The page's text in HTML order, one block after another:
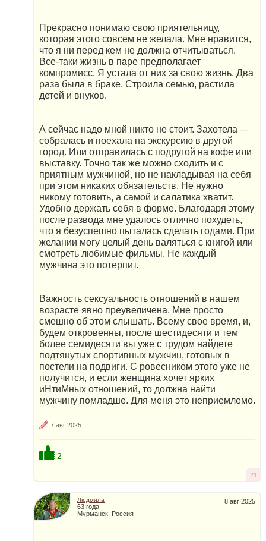
Прекрасно понимаю свою приятельницу,
которая этого совсем не желала. Мне нравится,
что я ни перед кем не должна отчитываться.
Все-таки жизнь в паре предполагает
компромисс. Я устала от них за свою жизнь. Два
раза была в браке. Строила семью, растила
детей и внуков.
А сейчас надо мной никто не стоит. Захотела —
собралась и поехала на экскурсию в другой
город. Или отправилась с подругой на кофе или
выставку. Точно так же можно сходить и с
приятным мужчиной, но не накладывая на себя
при этом никаких обязательств. Не нужно
никому готовить, а самой и салатика хватит.
Удобно держать себя в форме. Благодаря этому
после развода мне удалось отлично похудеть,
что я безуспешно пыталась сделать годами. При
желании могу целый день валяться с книгой или
смотреть любимые фильмы. Не каждый
мужчина это потерпит.
Важность ceксуальность отношений в нашем
возрасте явно преувеличена. Мне просто
смешно об этом слышать. Всему свое время, и,
будем откровенны, после шестидесяти и тем
более семидесяти вы уже с трудом найдете
подтянутых спортивных мужчин, готовых в
постели на подвиги. С ровесником этого уже не
получится, и если женщина хочет ярких
иHтиMных отношений, то должна найти
мужчину помладше. Для меня это неприемлемо.
7 авг 2025
2
21
8 авг 2025
Людмила
63 года
Мурманск, Россия